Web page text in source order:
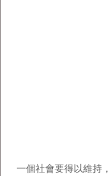
一個社會要得以維持